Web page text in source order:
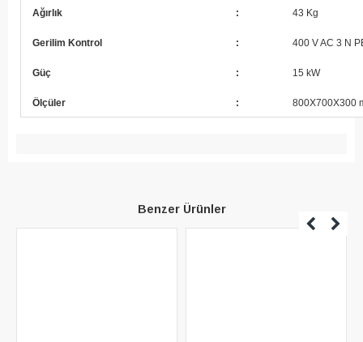
Ağırlık : 43 Kg
Gerilim Kontrol : 400 V AC 3 N
Güç : 15 kW
Ölçüler : 800X700X300
Benzer Ürünler